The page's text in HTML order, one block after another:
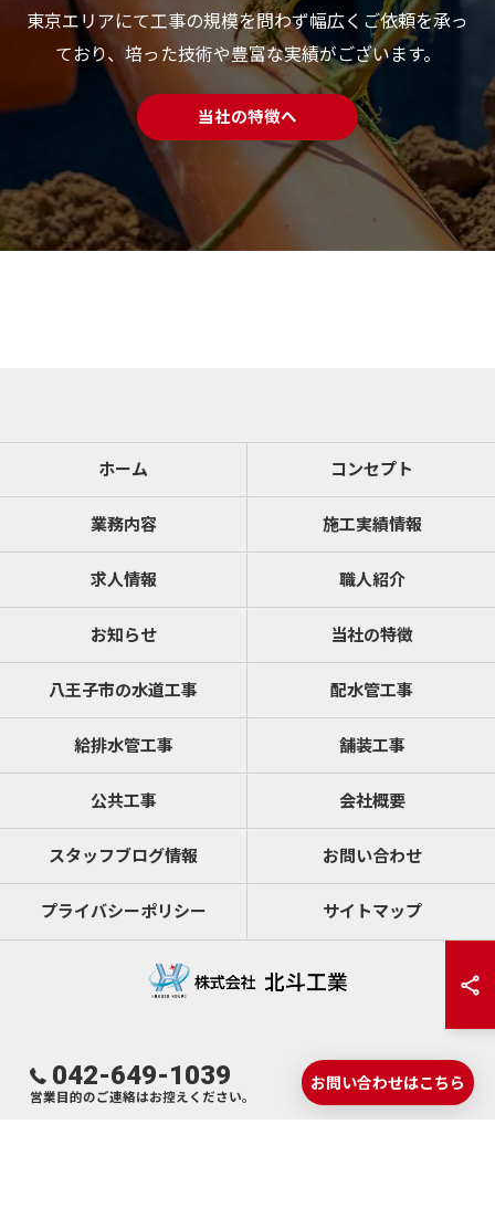
東京エリアにて工事の規模を問わず幅広くご依頼を承っ
ており、培った技術や豊富な実績がございます。
当社の特徴へ
042-649-1039
営業目的のご連絡はお控えください。
お問い合わせはこちら
ホーム コンセプト
業務内容 施工実績情報
求人情報 職人紹介
お知らせ 当社の特徴
八王子市の水道工事 配水管工事
給排水管工事 舗装工事
公共工事 会社概要
スタッフブログ情報 お問い合わせ
プライバシーポリシー サイトマップ
© 2026 東京の水道工事なら株式会社 北斗工業 ALL RIGHTS RESERVED.